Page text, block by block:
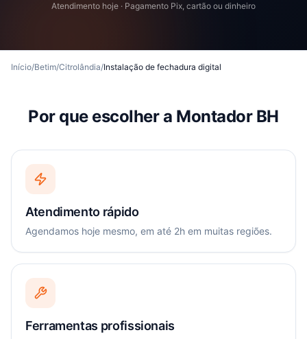
Atendimento hoje · Pagamento Pix, cartão ou dinheiro
Início/Betim/Citrolândia/Instalação de fechadura digital
Por que escolher a Montador BH
Atendimento rápido
Agendamos hoje mesmo, em até 2h em muitas regiões.
Ferramentas profissionais